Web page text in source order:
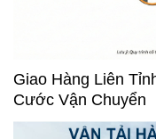
Giao Hàng Liên
Cước Vận Chuyển